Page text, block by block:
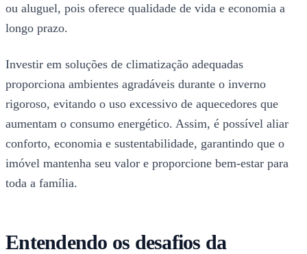
ou aluguel, pois oferece qualidade de vida e economia a
longo prazo.
Investir em soluções de climatização adequadas
proporciona ambientes agradáveis durante o inverno
rigoroso, evitando o uso excessivo de aquecedores que
aumentam o consumo energético. Assim, é possível aliar
conforto, economia e sustentabilidade, garantindo que o
imóvel mantenha seu valor e proporcione bem-estar para
toda a família.
Entendendo os desafios da